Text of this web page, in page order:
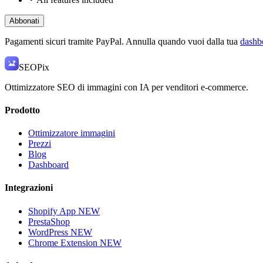
Abbonati
Pagamenti sicuri tramite PayPal. Annulla quando vuoi dalla tua
SEOPix
Ottimizzatore SEO di immagini con IA per venditori e-commerce.
Prodotto
Ottimizzatore immagini
Prezzi
Blog
Dashboard
Integrazioni
Shopify App NEW
PrestaShop
WordPress NEW
Chrome Extension NEW